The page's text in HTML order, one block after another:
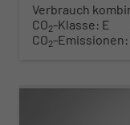
Verbrauch
CO2-Klasse: E
CO2-Emissionen: